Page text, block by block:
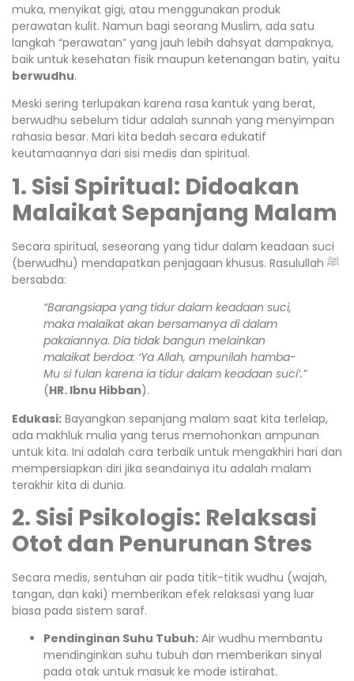
muka, menyikat gigi, atau menggunakan produk
perawatan kulit. Namun bagi seorang Muslim, ada satu
langkah “perawatan” yang jauh lebih dahsyat dampaknya,
baik untuk kesehatan fisik maupun ketenangan batin, yaitu
berwudhu.
Meski sering terlupakan karena rasa kantuk yang berat,
berwudhu sebelum tidur adalah sunnah yang menyimpan
rahasia besar. Mari kita bedah secara edukatif
keutamaannya dari sisi medis dan spiritual.
1. Sisi Spiritual: Didoakan
Malaikat Sepanjang Malam
Secara spiritual, seseorang yang tidur dalam keadaan suci
(berwudhu) mendapatkan penjagaan khusus. Rasulullah ﷺ
bersabda:
“Barangsiapa yang tidur dalam keadaan suci,
maka malaikat akan bersamanya di dalam
pakaiannya. Dia tidak bangun melainkan
malaikat berdoa: ‘Ya Allah, ampunilah hamba-
Mu si fulan karena ia tidur dalam keadaan suci’.”
(HR. Ibnu Hibban).
Edukasi: Bayangkan sepanjang malam saat kita terlelap,
ada makhluk mulia yang terus memohonkan ampunan
untuk kita. Ini adalah cara terbaik untuk mengakhiri hari dan
mempersiapkan diri jika seandainya itu adalah malam
terakhir kita di dunia.
2. Sisi Psikologis: Relaksasi
Otot dan Penurunan Stres
Secara medis, sentuhan air pada titik-titik wudhu (wajah,
tangan, dan kaki) memberikan efek relaksasi yang luar
biasa pada sistem saraf.
Pendinginan Suhu Tubuh: Air wudhu membantu
mendinginkan suhu tubuh dan memberikan sinyal
pada otak untuk masuk ke mode istirahat.